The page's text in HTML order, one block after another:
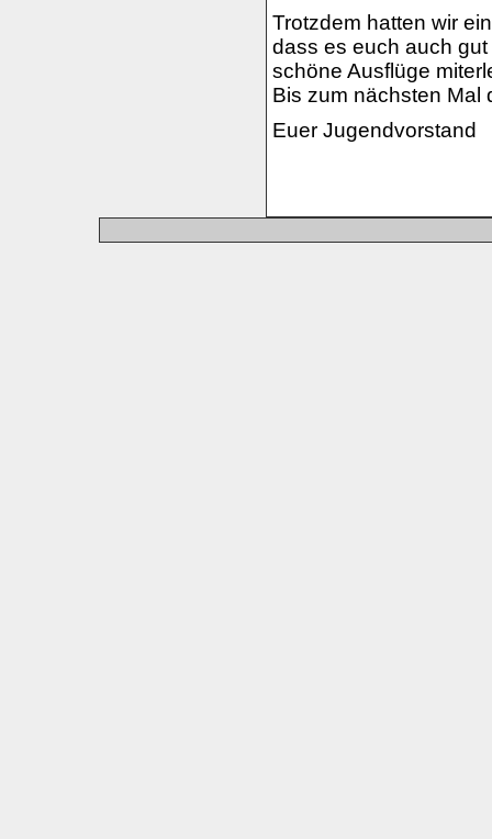
Trotzdem hatten wir
dass es euch auch
schöne Ausflüge
Bis zum nächsten Mal
Euer Jugendvorstand